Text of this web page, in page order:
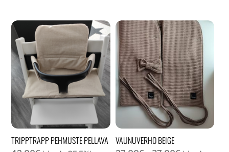
TRIPPTRAPP PEHMUSTE PELLAVA VAUNUVERHO BEIGE